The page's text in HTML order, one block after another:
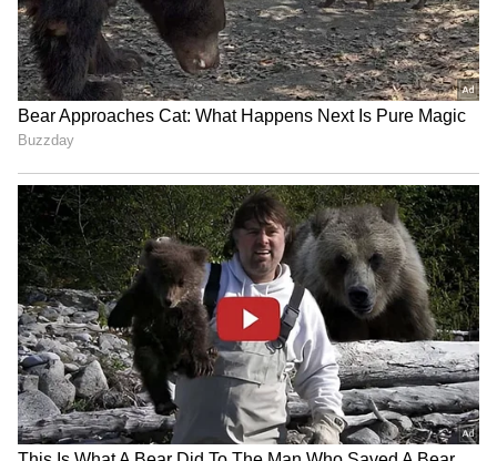
மேலும், பல பள்ளிகளில் குடிநீர் வசதி,
வகுப்பறை காற்றோட்டம், விசிறிகள்
உள்ளிட்ட அடிப்படை வசதிகள் கோடை
காலத்தில் போதுமானதாக இல்லாத சூழல்
சுட்டிக்காட்டியுள்ளன. மாணவர்களின்
பாதுகாப்பே முதன்மை என்பதால், வானிலை
சீராகும் வரை பள்ளிகள் திறப்பதை
ஒத்திவைப்பது நல்லது என அவர்கள்
கருத்து தெரிவித்துள்ளனர்.